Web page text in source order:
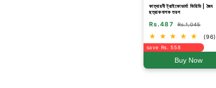
কাত্যায়নী ট্রাইকোডার্মা ভিরিডি | জৈব
ছত্রাকনাশক তরল
Rs.487 Rs.1,045
(96)
save Rs. 558
Buy Now